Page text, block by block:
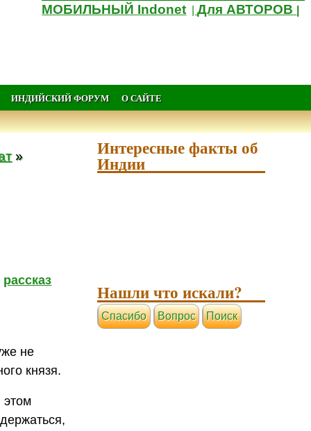
МОБИЛЬНЫЙ Indonet |Для АВТОРОВ
ИНДИЙСКИЙ ФОРУМ О САЙТЕ
»
рассказ
не
князя.
этом
Интересные факты об
Индии
Нашли что искали?
Cпасибо Вопрос Поиск